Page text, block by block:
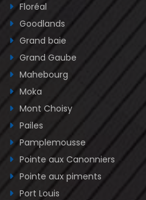
Floréal
Goodlands
Grand baie
Grand Gaube
Mahebourg
Moka
Mont Choisy
Pailes
Pamplemousse
Pointe aux Canonniers
Pointe aux piments
Port Louis